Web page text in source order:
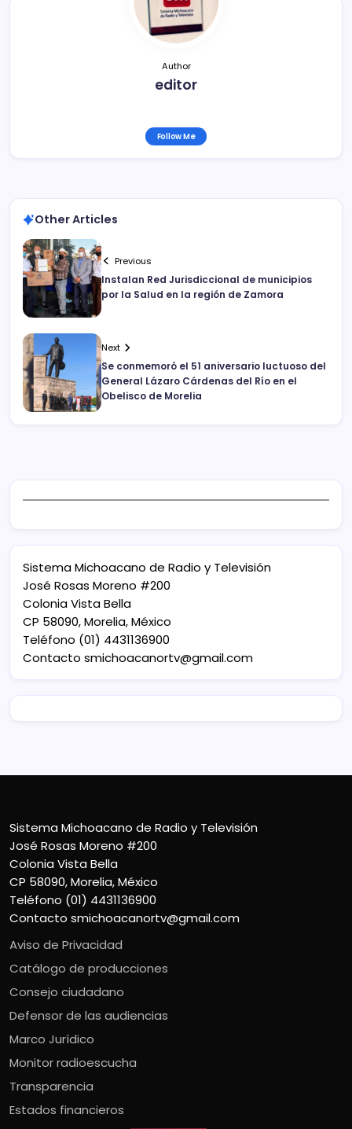
Author
editor
Follow Me
Other Articles
Previous
Instalan Red Jurisdiccional de municipios
por la Salud en la región de Zamora
Next
Se conmemoró el 51 aniversario luctuoso del
General Lázaro Cárdenas del Río en el
Obelisco de Morelia
Sistema Michoacano de Radio y Televisión
José Rosas Moreno #200
Colonia Vista Bella
CP 58090, Morelia, México
Teléfono (01) 4431136900
Contacto smichoacanortv@gmail.com
Sistema Michoacano de Radio y Televisión
José Rosas Moreno #200
Colonia Vista Bella
CP 58090, Morelia, México
Teléfono (01) 4431136900
Contacto smichoacanortv@gmail.com
Aviso de Privacidad
Catálogo de producciones
Consejo ciudadano
Defensor de las audiencias
Marco Jurídico
Monitor radioescucha
Transparencia
Estados financieros